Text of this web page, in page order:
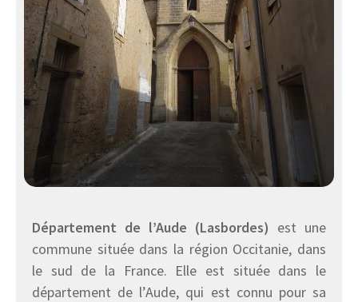
Département de l’Aude (Lasbordes) est une
commune située dans la région Occitanie, dans
le sud de la France. Elle est située dans le
département de l’Aude, qui est connu pour sa